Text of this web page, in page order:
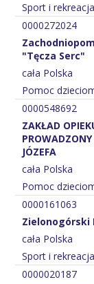
Sport i rekreacja
0000272024
"Tęcza Serc"
cała Polska
Pomoc
0000548692
ZAKŁAD
JÓZEFA
cała Polska
Pomoc
0000161063
Zielonogórski
cała Polska
Sport i rekreacja
0000020187